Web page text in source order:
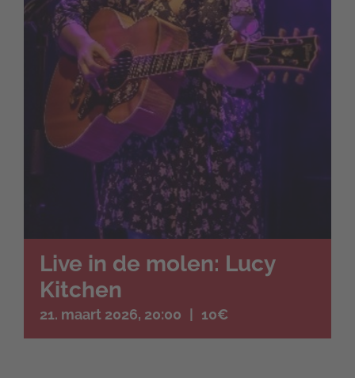
Live in de molen: Lucy
Kitchen
21. maart 2026, 20:00 10€